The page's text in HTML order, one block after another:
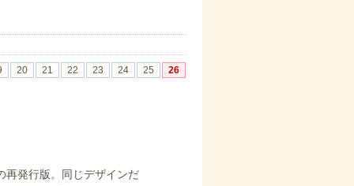
20 21 22 23 24 25 26
再発行版。同じデザインだ